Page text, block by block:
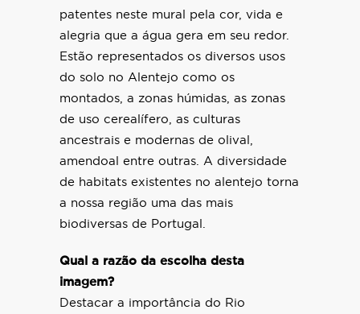
patentes neste mural pela cor, vida e
alegria que a água gera em seu redor.
Estão representados os diversos usos
do solo no Alentejo como os
montados, a zonas húmidas, as zonas
de uso cerealífero, as culturas
ancestrais e modernas de olival,
amendoal entre outras. A diversidade
de habitats existentes no alentejo torna
a nossa região uma das mais
biodiversas de Portugal.
Qual a razão da escolha desta
imagem?
Destacar a importância do Rio